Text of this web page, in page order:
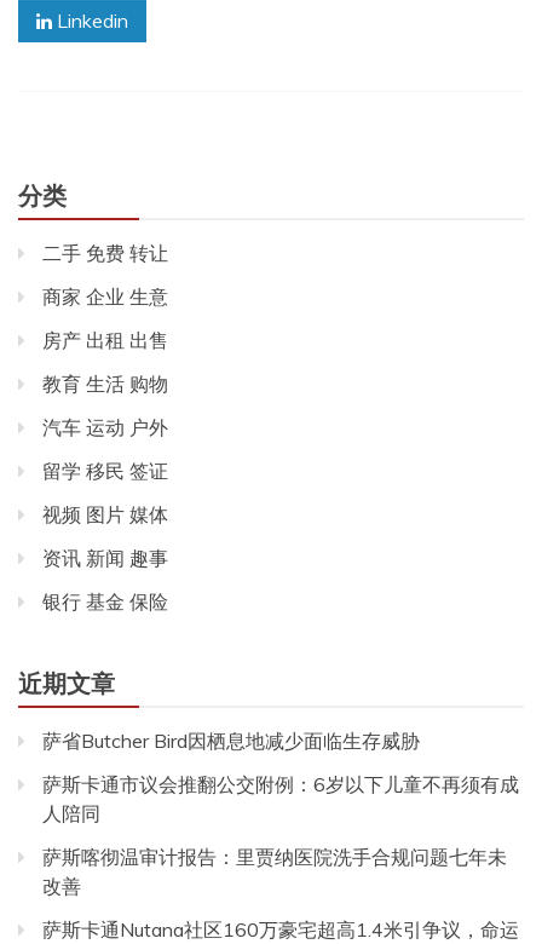
Linkedin
分类
二手 免费 转让
商家 企业 生意
房产 出租 出售
教育 生活 购物
汽车 运动 户外
留学 移民 签证
视频 图片 媒体
资讯 新闻 趣事
银行 基金 保险
近期文章
萨省Butcher Bird因栖息地减少面临生存威胁
萨斯卡通市议会推翻公交附例：6岁以下儿童不再须有成
人陪同
萨斯喀彻温审计报告：里贾纳医院洗手合规问题七年未
改善
萨斯卡通Nutana社区160万豪宅超高1.4米引争议，命运